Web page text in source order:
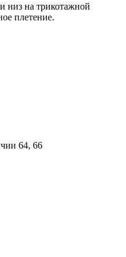
низ на трикотажной
плетение.
64, 66